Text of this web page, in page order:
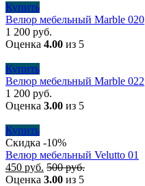
Купить
Велюр мебельный Marble 020
1 200 руб.
Оценка 4.00 из 5
Купить
Велюр мебельный Marble 022
1 200 руб.
Оценка 3.00 из 5
Купить
Скидка -10%
Велюр мебельный Velutto 01
450 руб. 500руб.
Оценка 3.00 из 5